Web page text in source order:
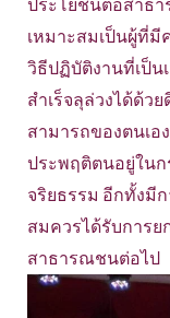
ประโยชน์ต่อสาธ
เหมาะสมเป็นผู้ที่
วิธีปฏิบัติงานที่เป็น
สำเร็จลุล่วงได้ด้ว
สามารถของตนเ
ประพฤติตนอยู่ใน
จริยธรรม อีกทั้งมี
สมควรได้รับการย
สาธารณชนต่อไป